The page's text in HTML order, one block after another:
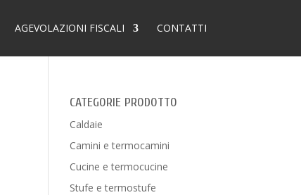
AGEVOLAZIONI FISCALI CONTATTI
CATEGORIE PRODOTTO
Caldaie
Camini e termocamini
Cucine e termocucine
Stufe e termostufe